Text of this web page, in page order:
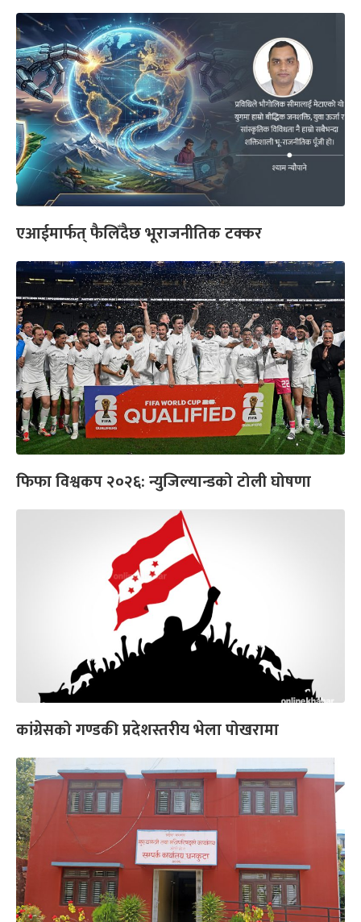
एआईमार्फत् फैलिँदैछ भूराजनीतिक टक्कर
फिफा विश्वकप २०२६: न्युजिल्यान्डको टोली घोषणा
कांग्रेसको गण्डकी प्रदेशस्तरीय भेला पोखरामा